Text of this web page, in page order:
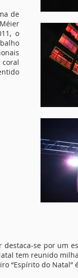
de
o
se por um
tem reunido
“Espírito do Natal”